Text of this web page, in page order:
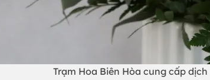
Trạm Hoa Biên Hòa cung cấp